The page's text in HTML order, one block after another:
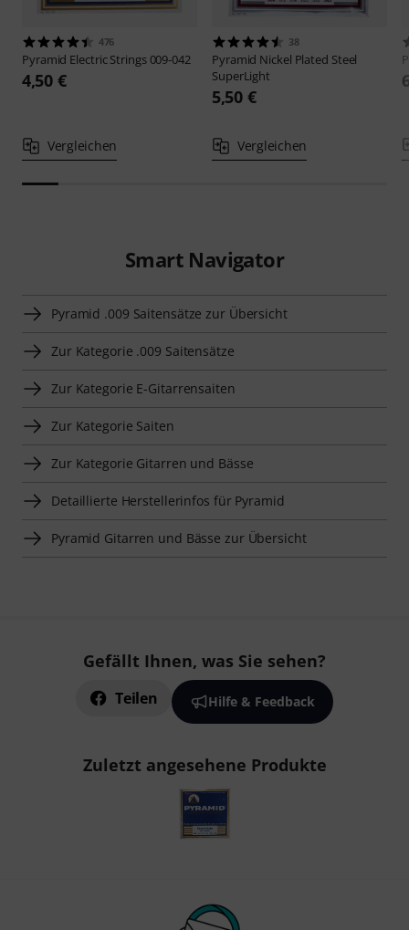
476
Pyramid Electric Strings 009-042
4,50 €
Vergleichen
38
Pyramid Nickel Plated Steel
SuperLight
5,50 €
Vergleichen
Smart Navigator
Pyramid .009 Saitensätze zur Übersicht
Zur Kategorie .009 Saitensätze
Zur Kategorie E-Gitarrensaiten
Zur Kategorie Saiten
Zur Kategorie Gitarren und Bässe
Detaillierte Herstellerinfos für Pyramid
Pyramid Gitarren und Bässe zur Übersicht
Gefällt Ihnen, was Sie sehen?
Teilen Hilfe & Feedback
Zuletzt angesehene Produkte